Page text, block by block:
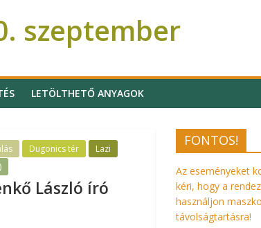
szeptember
LETÖLTHETŐ ANYAGOK
Dugonics tér
Lazi
László író
FONTOS!
Az eseményeket
kéri, hogy a
használjon
távolságtartásra!